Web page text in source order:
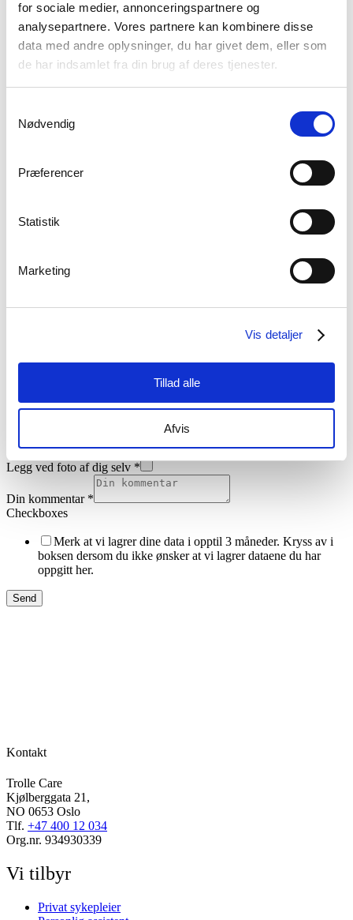
for sociale medier, annonceringspartnere og
analysepartnere. Vores partnere kan kombinere disse
data med andre oplysninger, du har givet dem, eller som
de har indsamlet fra din brug af deres tjenester.
Nødvendig
Præferencer
Statistik
Marketing
Vis detaljer
Tillad alle
Afvis
Drømmer du om en meningsfylt jobb der relasjoner står i fokus – og
der du setter den enkelte i sentrum? Ser du på deg selv som
kvalitetsbevisst, serviceinnstilt, omsorgsfull og engasjert?
Les mer her
Drømmer du om en meningsfull jobb hvor relasjoner står i fokus –
og hvor du faktisk får muligheten til å fokusere på det enkelte
Da kan jobben som sykepleier hos Trolle Care være noe for deg?
Last opp søknad
Telefonnummer
Legg ved CV som Word- eller PDF-dokument
Legg ved foto af dig selv *
Din kommentar *
Checkboxes
Merk at vi lagrer dine data i opptil 3 måneder. Kryss av i
boksen dersom du ikke ønsker at vi lagrer dataene du har
oppgitt her.
Send
Kontakt
Trolle Care
Kjølberggata 21,
NO 0653 Oslo
Tlf. +47 400 12 034
Org.nr. 934930339
Vi tilbyr
Privat sykepleier